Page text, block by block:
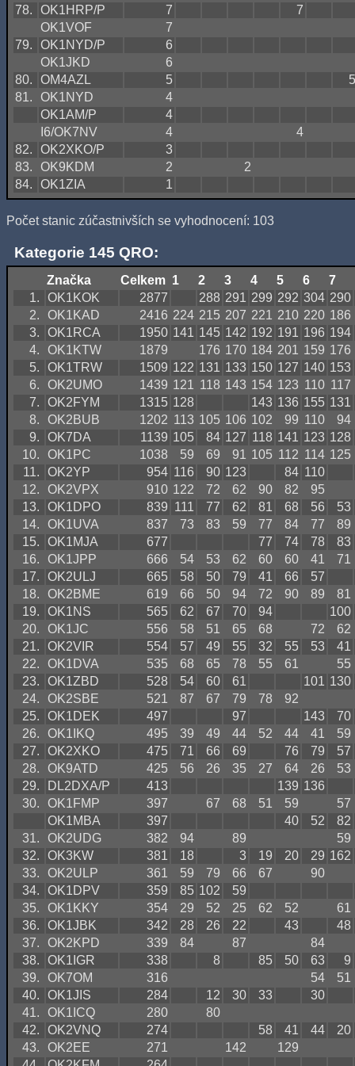
78.
OK1HRP/P 7
7
OK1VOF
7
79.
OK1NYD/P
6
OK1JKD
6
80.
OM4AZL 5
5
81.
OK1NYD
4
OK1AM/P
4
I6/OK7NV
4
4
82.
OK2XKO/P
3
83.
OK9KDM 2
2
84.
OK1ZIA 1
Počet stanic zúčastnivších se vyhodnocení: 103
Kategorie 145 QRO:
Značka Celkem 1 2 3 4 5 6
7
1.
OK1KOK 2877 288 291 299 292 304 290
2.
OK1KAD 2416 224 215 207 221 210 220 186
3.
OK1RCA 1950 141 145 142 192 191 196 194
4.
OK1KTW 1879 176 170 184 201 159 176
5.
OK1TRW 1509 122 131 133 150 127 140 153
6.
OK2UMO 1439 121 118 143 154 123 110 117
7.
OK2FYM 1315 128 143 136 155 131
8.
OK2BUB 1202 113 105 106 102 99 110
94
9.
OK7DA 1139 105 84 127 118 141 123 128
10.
OK1PC 1038 59 69 91 105 112 114 125
11.
OK2YP 954 116 90 123 84 110
12.
OK2VPX 910 122 72 62 90 82
95
13.
OK1DPO 839 111 77 62 81 68 56
53
14.
OK1UVA 837 73 83 59 77 84 77
89
15.
OK1MJA 677 77 74 78
83
16.
OK1JPP 666 54 53 62 60 60 41
71
17.
OK2ULJ 665 58 50 79 41 66
57
18.
OK2BME 619 66 50 94 72 90 89
81
19.
OK1NS 565 62 67 70 94
100
20.
OK1JC 556 58 51 65 68 72
62
21.
OK2VIR 554 57 49 55 32 55 53
41
22.
OK1DVA 535 68 65 78 55 61
55
23.
OK1ZBD 528 54 60 61 101 130
24.
OK2SBE 521 87 67 79 78
92
25.
OK1DEK 497 97 143
70
26.
OK1IKQ 495 39 49 44 52 44 41
59
27.
OK2XKO 475 71 66 69 76 79
57
28.
OK9ATD 425 56 26 35 27 64 26
53
29.
DL2DXA/P 413 139 136
30.
OK1FMP 397 67 68 51 59
57
OK1MBA
397 40 52
82
31.
OK2UDG 382 94 89
59
32.
OK3KW 381 18 3 19 20 29 162
33.
OK2ULP 361 59 79 66 67
90
34.
OK1DPV 359 85 102
59
35.
OK1KKY 354 29 52 25 62 52
61
36.
OK1JBK 342 28 26 22 43
48
37.
OK2KPD 339 84 87
84
38.
OK1IGR 338 8 85 50 63
9
39.
OK7OM 316 54
51
40.
OK1JIS 284 12 30 33
30
41.
OK1ICQ 280
80
42.
OK2VNQ 274 58 41 44
20
43.
OK2EE 271 142
129